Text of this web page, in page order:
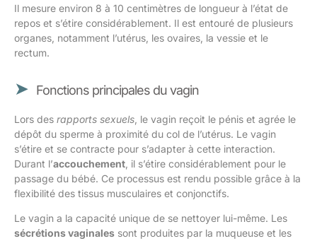
Il mesure environ 8 à 10 centimètres de longueur à l’état de
repos et s’étire considérablement. Il est entouré de plusieurs
organes, notamment l’utérus, les ovaires, la vessie et le
rectum.
Fonctions principales du vagin
Lors des rapports sexuels , le vagin reçoit le pénis et agrée le
dépôt du sperme à proximité du col de l’utérus. Le vagin
s’étire et se contracte pour s’adapter à cette interaction.
Durant l’accouchement , il s’étire considérablement pour le
passage du bébé. Ce processus est rendu possible grâce à la
flexibilité des tissus musculaires et conjonctifs.
Le vagin a la capacité unique de se nettoyer lui-même. Les
sécrétions vaginales sont produites par la muqueuse et les